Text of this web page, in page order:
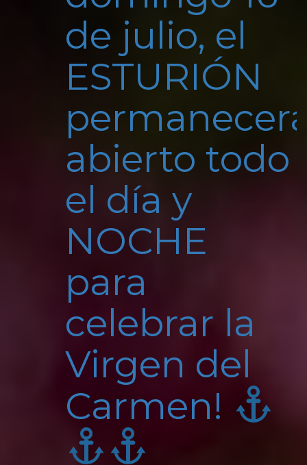
de julio, el
ESTURIÓN
abierto todo
el día y
NOCHE
para
celebrar la
Virgen del
Carmen!